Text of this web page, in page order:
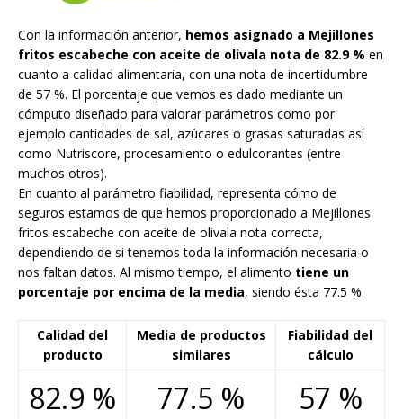
Con la información anterior, hemos asignado a Mejillones
fritos escabeche con aceite de olivala nota de 82.9 % en
cuanto a calidad alimentaria, con una nota de incertidumbre
de 57 %. El porcentaje que vemos es dado mediante un
cómputo diseñado para valorar parámetros como por
ejemplo cantidades de sal, azúcares o grasas saturadas así
como Nutriscore, procesamiento o edulcorantes (entre
muchos otros).
En cuanto al parámetro fiabilidad, representa cómo de
seguros estamos de que hemos proporcionado a Mejillones
fritos escabeche con aceite de olivala nota correcta,
dependiendo de si tenemos toda la información necesaria o
nos faltan datos. Al mismo tiempo, el alimento tiene un
porcentaje por encima de la media, siendo ésta 77.5 %.
Calidad del
producto
Media de productos
similares
Fiabilidad del
cálculo
82.9 % 77.5 % 57 %